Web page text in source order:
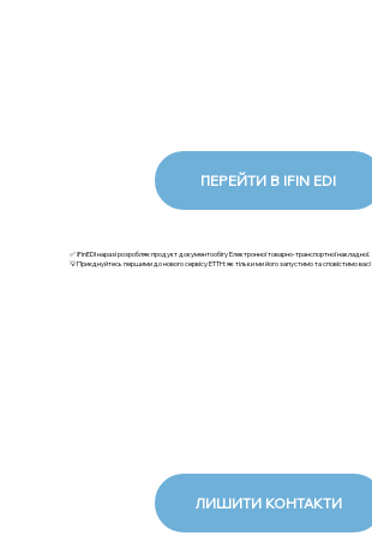
ПЕРЕЙТИ В IFIN EDI
✅ iFinEDI наразі розробляє продукт документообігу Електронної товарно-транспортної накладної.
💡Приєднуйтесь першими до нового сервісу ЕТТН: як тільки ми його запустимо та сповістимо вас!
ЛИШИТИ КОНТАКТИ